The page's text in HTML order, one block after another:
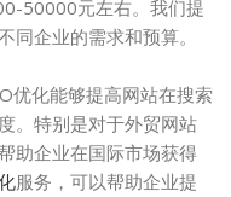
50000元左右。我们提
同企业的需求和预算。
优化能够提高网站在搜索
。特别是对于外贸网站
助企业在国际市场获得
服务，可以帮助企业提